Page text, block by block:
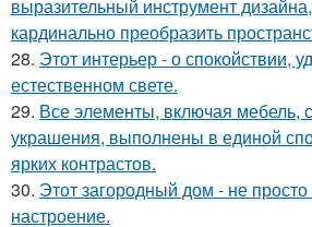
выразительный инструмент
кардинально преобразить
28. Этот интерьер - о спокойствии,
естественном свете.
29. Все элементы, включая мебель,
украшения, выполнены в единой
ярких контрастов.
30. Этот загородный дом - не просто
настроение.